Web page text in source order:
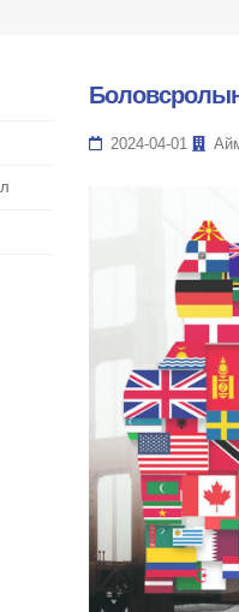
2024-04-01